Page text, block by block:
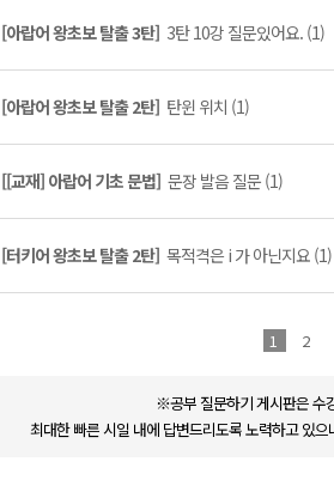
[아랍어 왕초보 탈출 3탄] 3탄 10강 질문있어요. (1)
[아랍어 왕초보 탈출 2탄] 탄윈 위치 (1)
[[교재] 아랍어 기초 문법] 문장 발음 질문 (1)
[터키어 왕초보 탈출 2탄] 목적격은 i 가 아닌지요 (1)
1 2
※공부 질문하기 게시판은 수
최대한 빠른 시일 내에 답변드리도록 노력하고 있